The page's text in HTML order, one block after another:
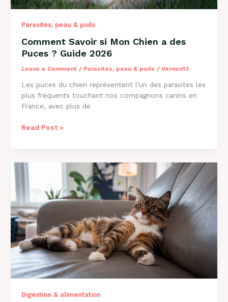
Parasites, peau & poils
Comment Savoir si Mon Chien a des
Puces ? Guide 2026
Leave a Comment / Parasites, peau & poils / Vernon13
Les puces du chien représentent l’un des parasites les
plus fréquents touchant nos compagnons canins en
France, avec plus de
Comment
Puces
?
Guide
2026
Read Post »
Digestion & alimentation